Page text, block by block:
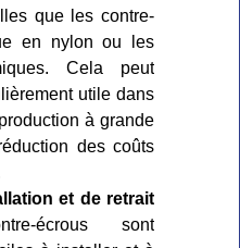
que les contre-
en nylon ou les
Cela peut
utile dans
à grande
des coûts
et de retrait
écrous sont